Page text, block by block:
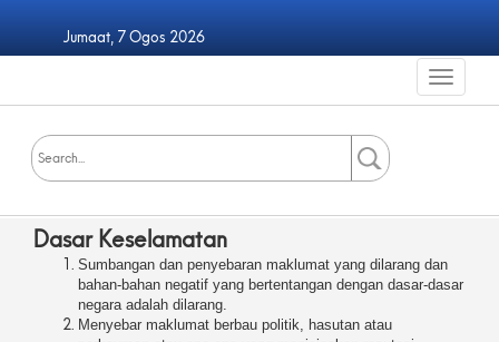
Jumaat, 7 Ogos 2026
Dasar Keselamatan
Sumbangan dan penyebaran maklumat yang dilarang dan
bahan-bahan negatif yang bertentangan dengan dasar-dasar
negara adalah dilarang.
Menyebar maklumat berbau politik, hasutan atau